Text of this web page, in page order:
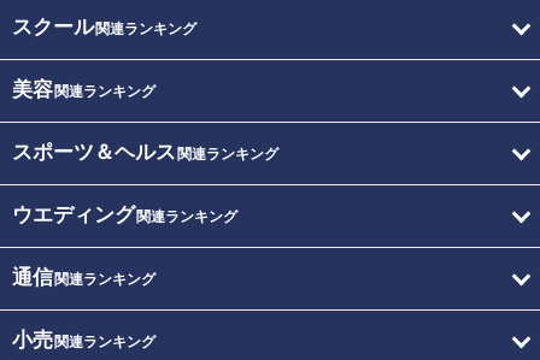
スクール関連ランキング
美容関連ランキング
スポーツ＆ヘルス 関連ランキング
ウエディング関連ランキング
通信関連ランキング
小売関連ランキング